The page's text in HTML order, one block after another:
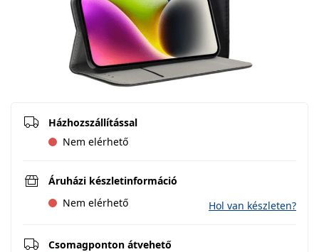
Házhozszállítással
Nem elérhető
Áruházi készletinformáció
Nem elérhető
Hol van készleten?
Csomagponton átvehető